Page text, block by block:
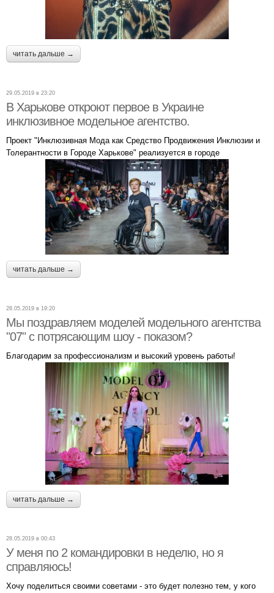
читать дальше →
29.05.2019 в 23:20
В Харькове откроют первое в Украине
инклюзивное модельное агентство.
Проект "Инклюзивная Мода как Средство Продвижения Инклюзии и
Толерантности в Городе Харькове" реализуется в городе
читать дальше →
28.05.2019 в 19:20
Мы поздравляем моделей модельного агентства
"07" с потрясающим шоу - показом?
Благодарим за профессионализм и высокий уровень работы!
читать дальше →
28.05.2019 в 00:43
У меня по 2 командировки в неделю, но я
справляюсь!
Хочу поделиться своими советами - это будет полезно тем, у кого